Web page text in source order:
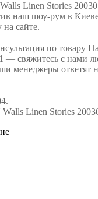
Linen Stories
наш шоу-рум в
на сайте.
по товару
— свяжитесь с нами
менеджеры ответят
Linen Stories